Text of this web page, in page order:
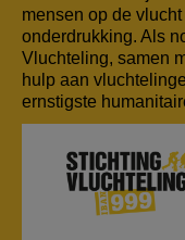
mensen op de
onderdrukking. Als
Vluchteling, samen
hulp aan
ernstigste